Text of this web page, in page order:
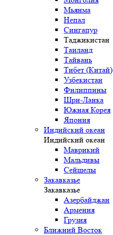
Мьянма
Непал
Сингапур
Таджикистан
Таиланд
Тайвань
Тибет (Китай)
Узбекистан
Филиппины
Шри-Ланка
Южная Корея
Япония
Индийский океан
Индийский океан
Маврикий
Мальдивы
Сейшелы
Закавказье
Закавказье
Азербайджан
Армения
Грузия
Ближний Восток